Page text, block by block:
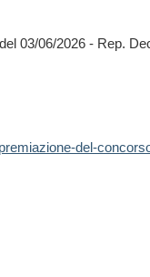
03/06/2026 - Rep.
del-